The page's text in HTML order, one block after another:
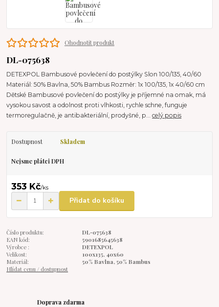
Ohodnotit produkt
DL-075638
DETEXPOL Bambusové povlečení do postýlky Slon 100/135, 40/60
Materiál: 50% Bavlna, 50% Bambus Rozměr: 1x 100/135, 1x 40/60 cm
Dětské Bambusové povlečení do postýlky je příjemné na omak, má
vysokou savost a odolnost proti vlhkosti, rychle schne, funguje
termoregulačně, je antibakteriální, prodyšné, p...celý popis
Dostupnost Skladem
Nejsme plátci DPH
353 Kč/ks
Přidat do košíku
Číslo produktu:
DL-075638
EAN kód:
5901685645638
Výrobce :
DETEXPOL
Velikost:
100x135, 40x60
Materiál:
50% Bavlna, 50% Bambus
Hlídat cenu / dostupnost
Doprava zdarma